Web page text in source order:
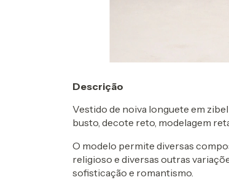
Descrição
Vestido de noiva longuete em
busto, decote reto, modelagem
O modelo permite diversas
religioso e diversas outras
sofisticação e romantismo.